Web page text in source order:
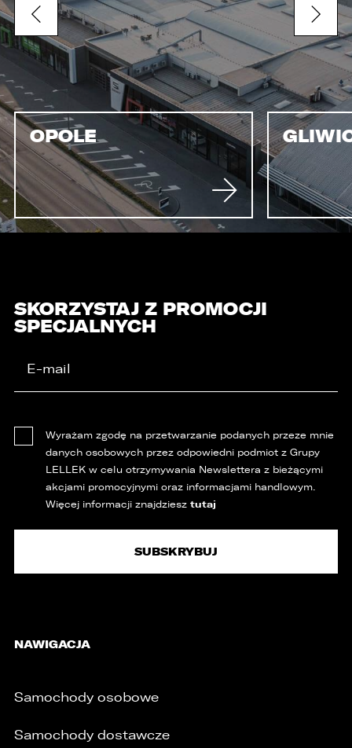
OPOLE
SKORZYSTAJ Z PROMOCJI
SPECJALNYCH
Wyrażam zgodę na przetwarzanie podanych przeze mnie
danych osobowych przez odpowiedni podmiot z Grupy
LELLEK w celu otrzymywania Newslettera z bieżącymi
akcjami promocyjnymi oraz informacjami handlowym.
Więcej informacji znajdziesz tutaj
NAWIGACJA
Samochody osobowe
Samochody dostawcze